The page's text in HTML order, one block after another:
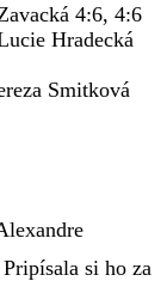
4:6, 4:6
Hradecká
Smitková
si ho za